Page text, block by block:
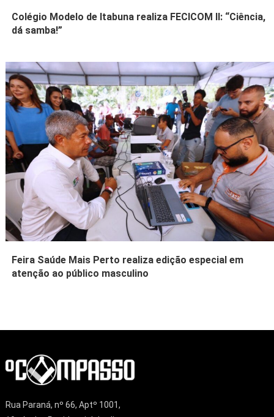
Colégio Modelo de Itabuna realiza FECICOM II: “Ciência,
dá samba!”
Feira Saúde Mais Perto realiza edição especial em
atenção ao público masculino
Rua Paraná, nº 66, Aptº 1001,